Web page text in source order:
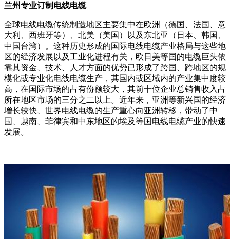
兰州专业订制电线电缆
全球电线电缆传统制造地区主要集中在欧洲（德国、法国、意
大利、西班牙等）、北美（美国）以及东北亚（日本、韩国、
中国台湾）。这种历史形成的国际电线电缆产业格局与这些地
区的经济发展以及工业化进程有关，欧日美等国的电缆巨头依
靠其资金、技术、人才方面的优势已形成了跨国、跨地区的规
模化或专业化电线电缆生产，其国内或区域内的产业集中度较
高，在国际市场的占有份额较大，其前十位企业总销售收入占
所在地区市场的三分之二以上。近年来，亚洲等新兴国的经济
增长较快、世界电线电缆的生产重心向亚洲转移，带动了中
国、越南、菲律宾和中东地区的埃及等国电线电缆产业的快速
发展。